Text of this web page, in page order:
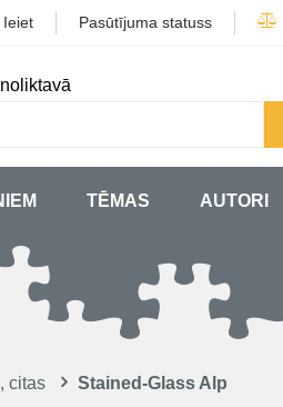
Ieiet Pasūtījuma statuss
TĒMAS AUTORI
citas Stained-Glass Alp